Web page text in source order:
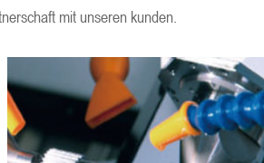
mit unseren kunden.